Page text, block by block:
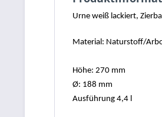
Urne weiß lackiert,
Material: Naturstoff/
Höhe: 270 mm
Ø: 188 mm
Ausführung 4,4 l